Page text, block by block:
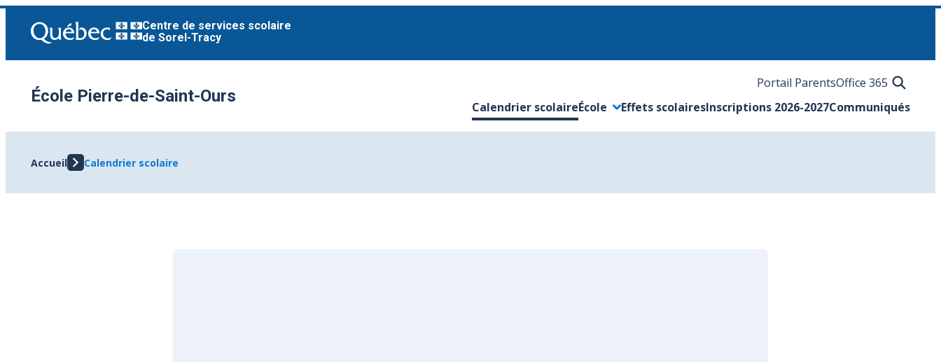
Aller
contenu
Centre de services scolaire
de Sorel-Tracy
École Pierre-de-Saint-Ours
Portail ParentsOffice 365
Calendrier scolaireÉcole
Ouvrir/Fermer le sous-menu
Effets scolairesInscriptions 2026-2027Communiqués
Accueil Calendrier scolaire